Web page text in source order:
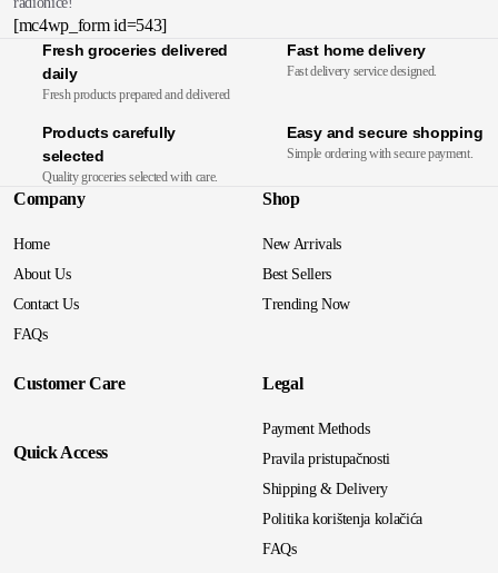
[mc4wp_form id=543]
Fresh groceries delivered
daily
Fresh products prepared and delivered
Fast home delivery
Fast delivery service designed.
Products carefully
selected
Quality groceries selected with care.
Easy and secure shopping
Simple ordering with secure payment.
Company
Home
About Us
Contact Us
FAQs
Shop
New Arrivals
Best Sellers
Trending Now
Customer Care
Quick Access
Legal
Payment Methods
Pravila pristupačnosti
Shipping & Delivery
Politika korištenja kolačića
FAQs